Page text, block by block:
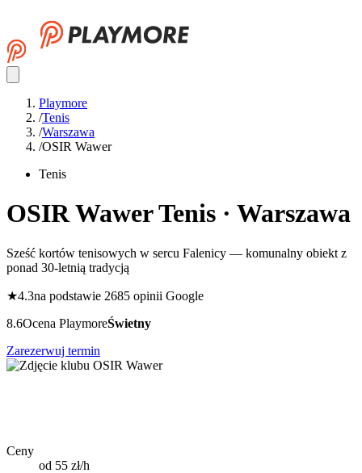
Playmore
/Tenis
/Warszawa
/OSIR Wawer
Tenis
OSIR WawerTenis · Warszawa
Sześć kortów tenisowych w sercu Falenicy — komunalny obiekt z
ponad 30-letnią tradycją
★4.3na podstawie 2685 opinii Google
8.6Ocena PlaymoreŚwietny
Zarezerwuj termin
Ceny
od 55 zł/h